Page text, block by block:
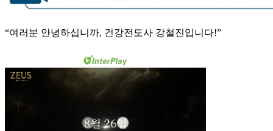
“여러분 안녕하십니까, 건강전도사 강철진입니다!”